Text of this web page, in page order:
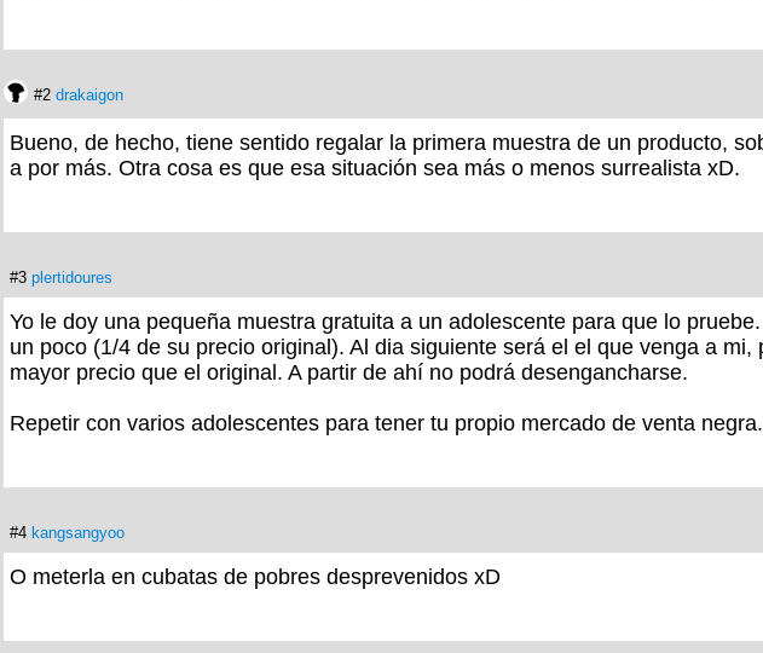
#2 drakaigon
Bueno, de hecho, tiene sentido regalar la primera muestra de un producto,
a por más. Otra cosa es que esa situación sea más o menos surrealista xD.
#3 plertidoures
Yo le doy una pequeña muestra gratuita a un adolescente para que lo
un poco (1/4 de su precio original). Al dia siguiente será el el que venga a
mayor precio que el original. A partir de ahí no podrá desengancharse.
Repetir con varios adolescentes para tener tu propio mercado de venta negra.
#4 kangsangyoo
O meterla en cubatas de pobres desprevenidos xD